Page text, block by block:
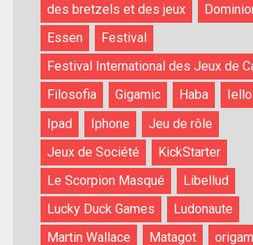
des bretzels et des jeux
Essen
Festival
Festival International des Jeux de
Filosofia
Gigamic Haba Iello
Ipad
Iphone
Jeu de rôle
Jeux de Société
KickStarter
Le Scorpion Masqué
Libellud
Lucky Duck Games
Ludonaute
Martin Wallace
Matagot